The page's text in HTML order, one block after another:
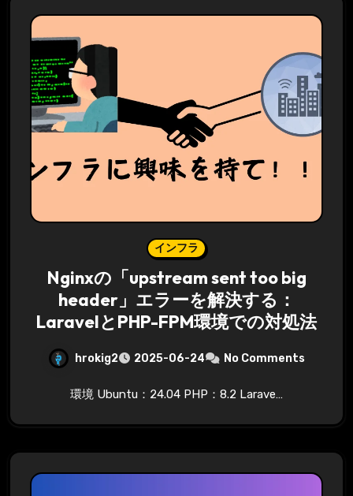
インフラ
Nginxの「upstream sent too big
header」エラーを解決する：
LaravelとPHP-FPM環境での対処法
hrokig2 2025-06-24 No Comments
環境 Ubuntu：24.04 PHP：8.2 Larave…